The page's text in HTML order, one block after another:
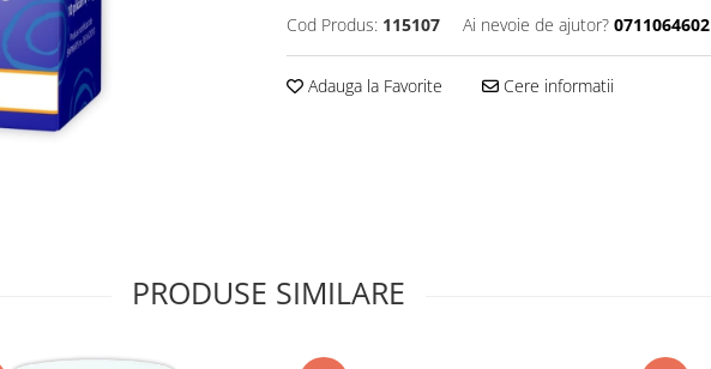
Cod Produs: 115107 Ai nevoie de ajutor? 0711064602
Adauga la Favorite Cere informatii
PRODUSE SIMILARE